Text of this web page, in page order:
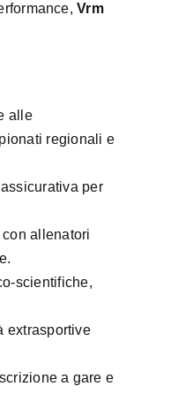
Vrm
alle
regionali e
per
allenatori
scientifiche,
extrasportive
a gare e